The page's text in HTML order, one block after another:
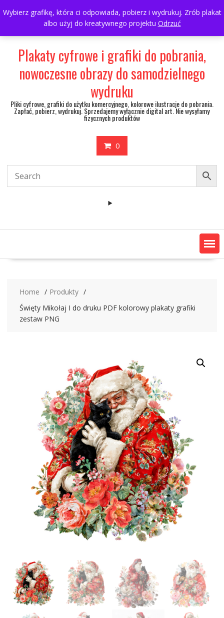
Wybierz grafikę, która ci odpowiada, pobierz i wydrukuj. Zrób plakat
albo użyj do kreatywnego projektu Odrzuć
to
697063361
walulik@gmail.com
My Account
Plakaty cyfrowe i grafiki do pobrania,
nowoczesne obrazy do samodzielnego
wydruku
Pliki cyfrowe, grafiki do użytku komercyjnego, kolorowe ilustracje do pobrania.
Zapłać, pobierz, wydrukuj. Sprzedajemy wyłącznie digital art. Nie wysyłamy
fizycznych produktów
0
Home
Produkty
Święty Mikołaj I do druku PDF kolorowy plakaty grafiki
zestaw PNG